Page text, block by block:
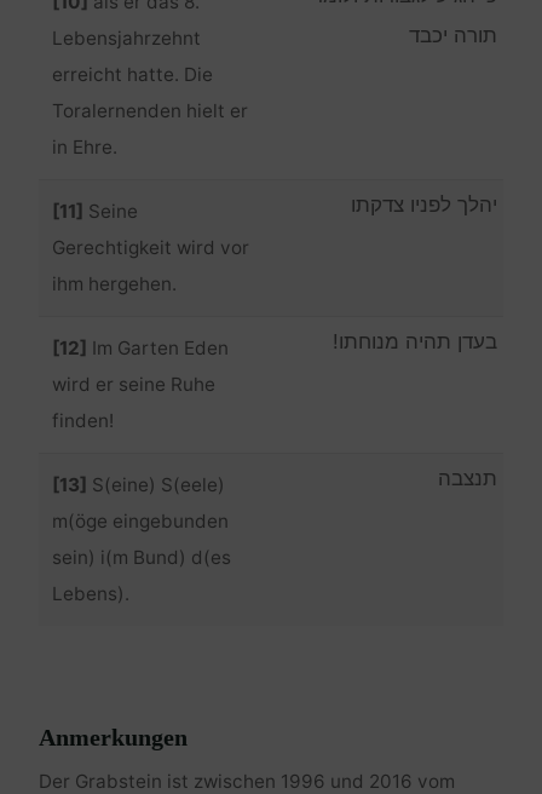
Lebensjahrzehnt
erreicht hatte. Die
Toralernenden hielt er
in Ehre.
תורה יכבד
[11] Seine
Gerechtigkeit wird vor
ihm hergehen.
יהלך לפניו צדקתו
[12] Im Garten Eden
wird er seine Ruhe
finden!
בעדן תהיה מנוחתו!
[13] S(eine) S(eele)
m(öge eingebunden
sein) i(m Bund) d(es
Lebens).
תנצבה
Anmerkungen
Der Grabstein ist zwischen 1996 und 2016 vom